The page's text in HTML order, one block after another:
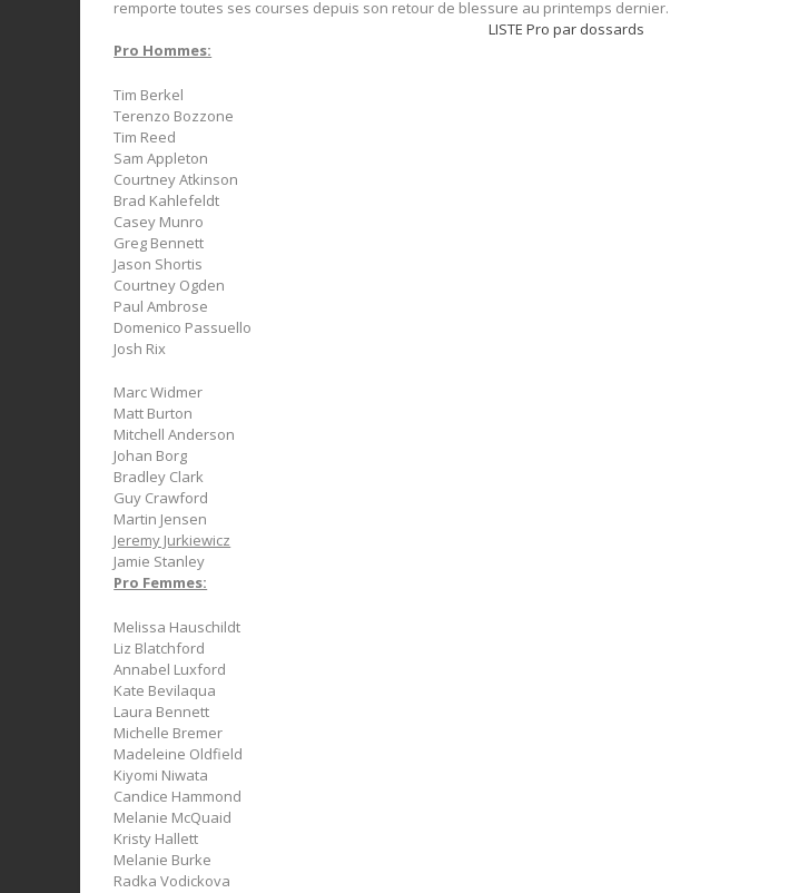
remporte toutes ses courses depuis son retour de blessure au printemps dernier.
LISTE Pro par dossards
Pro Hommes:
Tim Berkel
Terenzo Bozzone
Tim Reed
Sam Appleton
Courtney Atkinson
Brad Kahlefeldt
Casey Munro
Greg Bennett
Jason Shortis
Courtney Ogden
Paul Ambrose
Domenico Passuello
Josh Rix
Marc Widmer
Matt Burton
Mitchell Anderson
Johan Borg
Bradley Clark
Guy Crawford
Martin Jensen
Jeremy Jurkiewicz
Jamie Stanley
Pro Femmes:
Melissa Hauschildt
Liz Blatchford
Annabel Luxford
Kate Bevilaqua
Laura Bennett
Michelle Bremer
Madeleine Oldfield
Kiyomi Niwata
Candice Hammond
Melanie McQuaid
Kristy Hallett
Melanie Burke
Radka Vodickova